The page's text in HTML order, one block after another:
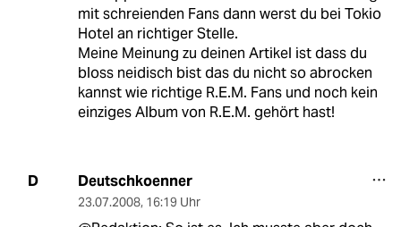
mit schreienden Fans dann werst du bei Tokio
Hotel an richtiger Stelle.
Meine Meinung zu deinen Artikel ist dass du
bloss neidisch bist das du nicht so abrocken
kannst wie richtige R.E.M. Fans und noch kein
einziges Album von R.E.M. gehört hast!
D Deutschkoenner
23.07.2008, 16:19 Uhr